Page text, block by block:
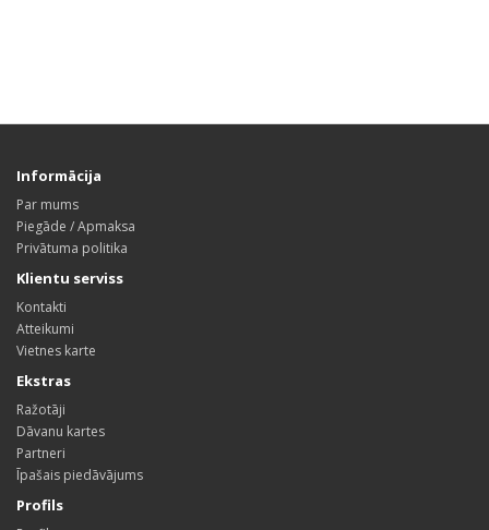
Informācija
Par mums
Piegāde / Apmaksa
Privātuma politika
Klientu serviss
Kontakti
Atteikumi
Vietnes karte
Ekstras
Ražotāji
Dāvanu kartes
Partneri
Īpašais piedāvājums
Profils